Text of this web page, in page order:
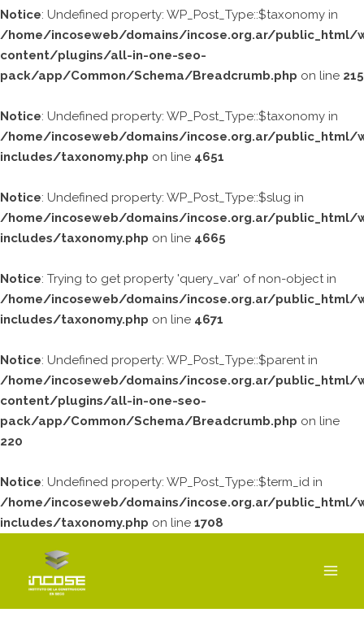
Notice: Undefined property: WP_Post_Type::$taxonomy in
/home/incoseweb/domains/incose.org.ar/public_html/
content/plugins/all-in-one-seo-
pack/app/Common/Schema/Breadcrumb.php on line 215
Notice: Undefined property: WP_Post_Type::$taxonomy in
/home/incoseweb/domains/incose.org.ar/public_html/
includes/taxonomy.php on line 4651
Notice: Undefined property: WP_Post_Type::$slug in
/home/incoseweb/domains/incose.org.ar/public_html/
includes/taxonomy.php on line 4665
Notice: Trying to get property 'query_var' of non-object in
/home/incoseweb/domains/incose.org.ar/public_html/
includes/taxonomy.php on line 4671
Notice: Undefined property: WP_Post_Type::$parent in
/home/incoseweb/domains/incose.org.ar/public_html/
content/plugins/all-in-one-seo-
pack/app/Common/Schema/Breadcrumb.php on line
220
Notice: Undefined property: WP_Post_Type::$term_id in
/home/incoseweb/domains/incose.org.ar/public_html/
includes/taxonomy.php on line 1708